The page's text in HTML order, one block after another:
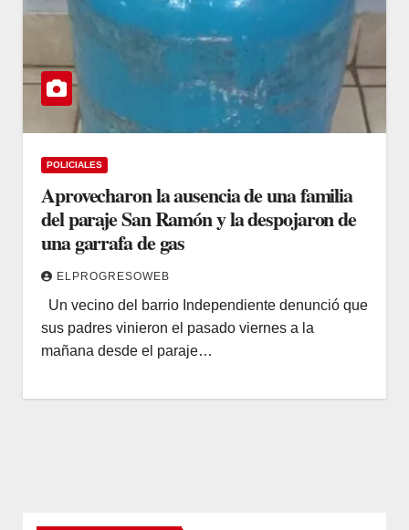
POLICIALES
Aprovecharon la ausencia de una familia
del paraje San Ramón y la despojaron de
una garrafa de gas
ELPROGRESOWEB
Un vecino del barrio Independiente denunció que
sus padres vinieron el pasado viernes a la
mañana desde el paraje…